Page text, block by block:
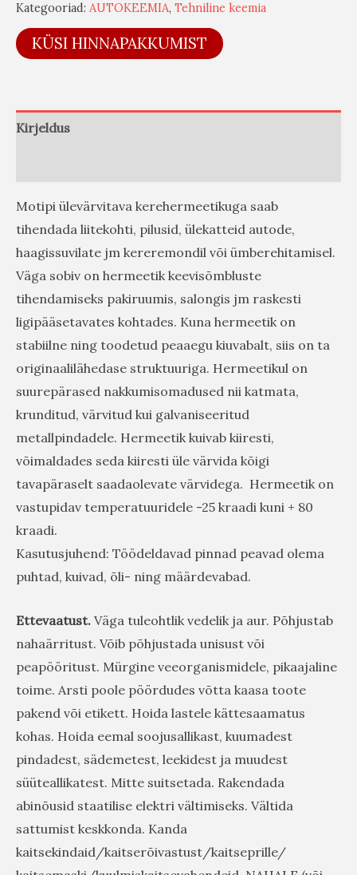
Kategooriad: AUTOKEEMIA, Tehniline keemia
KÜSI HINNAPAKKUMIST
Kirjeldus
Motipi ülevärvitava kerehermeetikuga saab
tihendada liitekohti, pilusid, ülekatteid autode,
haagissuvilate jm kereremondil või ümberehitamisel.
Väga sobiv on hermeetik keevisõmbluste
tihendamiseks pakiruumis, salongis jm raskesti
ligipääsetavates kohtades. Kuna hermeetik on
stabiilne ning toodetud peaaegu kiuvabalt, siis on ta
originaalilähedase struktuuriga. Hermeetikul on
suurepärased nakkumisomadused nii katmata,
krunditud, värvitud kui galvaniseeritud
metallpindadele. Hermeetik kuivab kiiresti,
võimaldades seda kiiresti üle värvida kõigi
tavapäraselt saadaolevate värvidega. Hermeetik on
vastupidav temperatuuridele -25 kraadi kuni + 80
kraadi.
Kasutusjuhend: Töödeldavad pinnad peavad olema
puhtad, kuivad, õli- ning määrdevabad.
Ettevaatust. Väga tuleohtlik vedelik ja aur. Põhjustab
nahaärritust. Võib põhjustada unisust või
peapööritust. Mürgine veeorganismidele, pikaajaline
toime. Arsti poole pöördudes võtta kaasa toote
pakend või etikett. Hoida lastele kättesaamatus
kohas. Hoida eemal soojusallikast, kuumadest
pindadest, sädemetest, leekidest ja muudest
süüteallikatest. Mitte suitsetada. Rakendada
abinõusid staatilise elektri vältimiseks. Vältida
sattumist keskkonda. Kanda
kaitsekindaid/kaitserõivastust/kaitseprille/